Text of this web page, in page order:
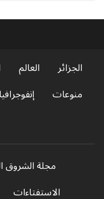
الجزائر العالم
منوعات
مجلة الشروق
الاستفتاءات